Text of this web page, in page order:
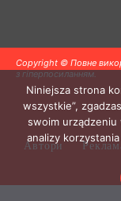
Copyright © Повне
з гіперпосиланням.
Автори
Niniejsza strona
wszystkie”,
swoim
analizy